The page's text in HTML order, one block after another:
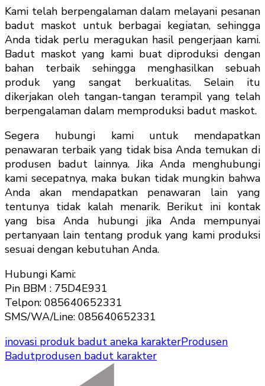
Kami telah berpengalaman dalam melayani pesanan
badut maskot untuk berbagai kegiatan, sehingga
Anda tidak perlu meragukan hasil pengerjaan kami.
Badut maskot yang kami buat diproduksi dengan
bahan terbaik sehingga menghasilkan sebuah
produk yang sangat berkualitas. Selain itu
dikerjakan oleh tangan-tangan terampil yang telah
berpengalaman dalam memproduksi badut maskot.
Segera hubungi kami untuk mendapatkan
penawaran terbaik yang tidak bisa Anda temukan di
produsen badut lainnya. Jika Anda menghubungi
kami secepatnya, maka bukan tidak mungkin bahwa
Anda akan mendapatkan penawaran lain yang
tentunya tidak kalah menarik. Berikut ini kontak
yang bisa Anda hubungi jika Anda mempunyai
pertanyaan lain tentang produk yang kami produksi
sesuai dengan kebutuhan Anda.
Hubungi Kami:
Pin BBM : 75D4E931
Telpon: 085640652331
SMS/WA/Line: 085640652331
inovasi produk badut aneka karakterProdusen
Badutprodusen badut karakter